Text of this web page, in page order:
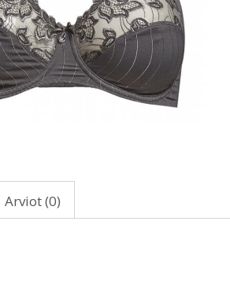
Arviot (0)